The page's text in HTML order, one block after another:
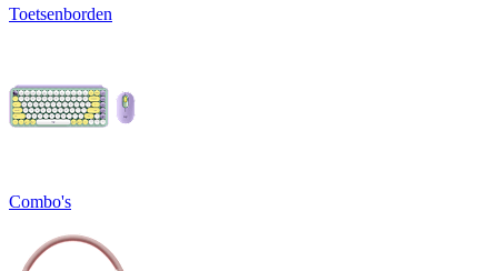
Toetsenborden
Combo's